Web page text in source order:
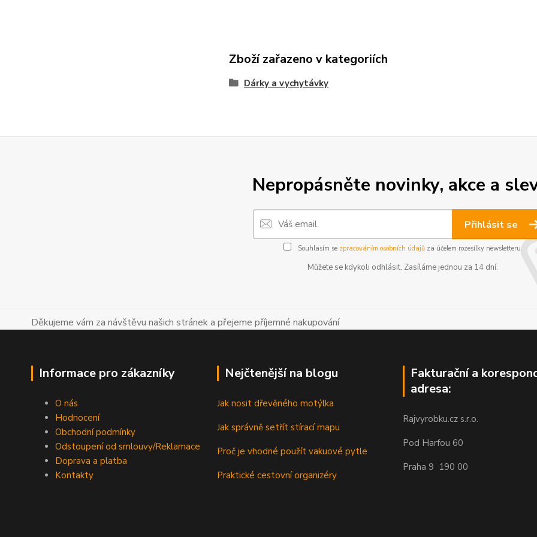
Zboží zařazeno v kategoriích
Dárky a vychytávky
Nepropásněte novinky, akce a
Přihlásit se
Souhlasím se zpracováním osobních údajůza účelem rozesílky newsletteru.
Můžete se kdykoli odhlásit. Zasíláme jednou za 14 dní.
Děkujeme vám za návštěvu našich stránek a přejeme příjemné nakupování
Informace pro zákazníky
O nás
Hodnocení
Obchodní podmínky
Odstoupení od smlouvy/Reklamace
Doprava a platba
Kontakty
Nejčtenější na blogu
Jak nosit dřevěného motýlka
Jak správně setřít stírací mapu
Proč je vhodné použít vakuové pytle
Praktické cestovní organizéry
Fakturační a
adresa:
Rajvyrobku.cz s.r.o.
Pod Harfou 60
Praha 9 190 00